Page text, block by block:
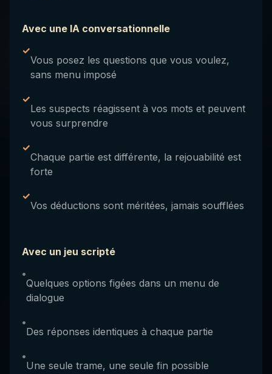
Avec une IA conversationnelle
✓
Vous posez les questions que vous voulez,
sans menu imposé
✓
Les suspects réagissent à vos mots et peuvent
vous surprendre
✓
Chaque partie est différente, la rejouabilité est
forte
✓
Vos déductions sont méritées, jamais soufflées
Avec un jeu scripté
•
Quelques options figées dans un menu de
dialogue
•
Des réponses identiques à chaque partie
•
Une seule trame, une seule fin possible